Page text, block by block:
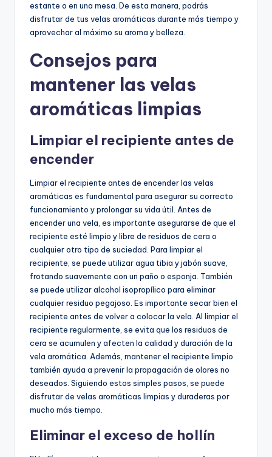
estante o en una mesa. De esta manera, podrás
disfrutar de tus velas aromáticas durante más tiempo y
aprovechar al máximo su aroma y belleza.
Consejos para
mantener las velas
aromáticas limpias
Limpiar el recipiente antes de
encender
Limpiar el recipiente antes de encender las velas
aromáticas es fundamental para asegurar su correcto
funcionamiento y prolongar su vida útil. Antes de
encender una vela, es importante asegurarse de que el
recipiente esté limpio y libre de residuos de cera o
cualquier otro tipo de suciedad. Para limpiar el
recipiente, se puede utilizar agua tibia y jabón suave,
frotando suavemente con un paño o esponja. También
se puede utilizar alcohol isopropílico para eliminar
cualquier residuo pegajoso. Es importante secar bien el
recipiente antes de volver a colocar la vela. Al limpiar el
recipiente regularmente, se evita que los residuos de
cera se acumulen y afecten la calidad y duración de la
vela aromática. Además, mantener el recipiente limpio
también ayuda a prevenir la propagación de olores no
deseados. Siguiendo estos simples pasos, se puede
disfrutar de velas aromáticas limpias y duraderas por
mucho más tiempo.
Eliminar el exceso de hollín